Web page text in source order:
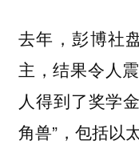
去年，彭博社
主，结果令人
人得到了奖学
角兽”，包括以